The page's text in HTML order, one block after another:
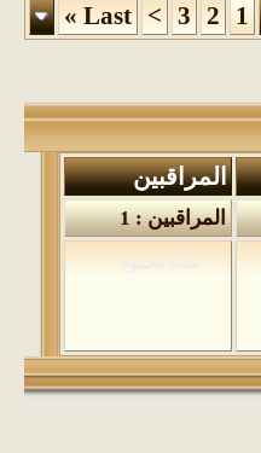
2
3
>
Last
»
المراقبين
المراقبين : 1